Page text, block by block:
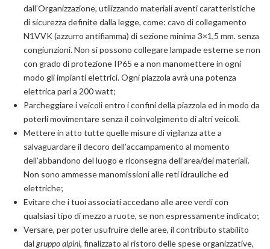
dall’Organizzazione, utilizzando materiali aventi caratteristiche
di sicurezza definite dalla legge, come: cavo di collegamento
N1VVK (azzurro antifiamma) di sezione minima 3×1,5 mm. senza
congiunzioni. Non si possono collegare lampade esterne se non
con grado di protezione IP65 e a non manomettere in ogni
modo gli impianti elettrici. Ogni piazzola avrà una potenza
elettrica pari a 200 watt;
Parcheggiare i veicoli entro i confini della piazzola ed in modo da
poterli movimentare senza il coinvolgimento di altri veicoli.
Mettere in atto tutte quelle misure di vigilanza atte a
salvaguardare il decoro dell’accampamento al momento
dell’abbandono del luogo e riconsegna dell’area/dei materiali.
Non sono ammesse manomissioni alle reti idrauliche ed
elettriche;
Evitare che i tuoi associati accedano alle aree verdi con
qualsiasi tipo di mezzo a ruote, se non espressamente indicato;
Versare, per poter usufruire delle aree, il contributo stabilito
dal gruppo alpini, finalizzato al ristoro delle spese organizzative,